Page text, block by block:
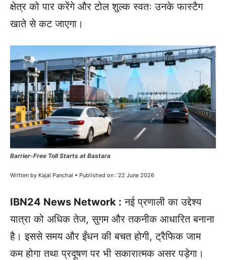
क्षेत्र को पार करेंगे और टोल शुल्क स्वतः उनके फास्टैग
खाते से कट जाएगा।
Barrier-Free Toll Starts at Bastara
Written by Kajal Panchal • Published on : 22 June 2026
IBN24 News Network : नई प्रणाली का उद्देश्य
यात्रा को अधिक तेज, सुगम और तकनीक आधारित बनाना
है। इससे समय और ईंधन की बचत होगी, ट्रैफिक जाम
कम होगा तथा प्रदूषण पर भी सकारात्मक असर पड़ेगा।